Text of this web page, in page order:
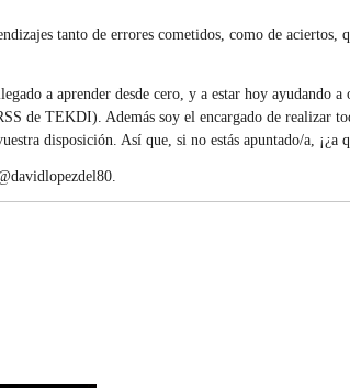
tanto de errores cometidos, como de aciertos,
a aprender desde cero, y a estar hoy ayudando a
de TEKDI). Además soy el encargado de realizar
disposición. Así que, si no estás apuntado/a, ¡¿a